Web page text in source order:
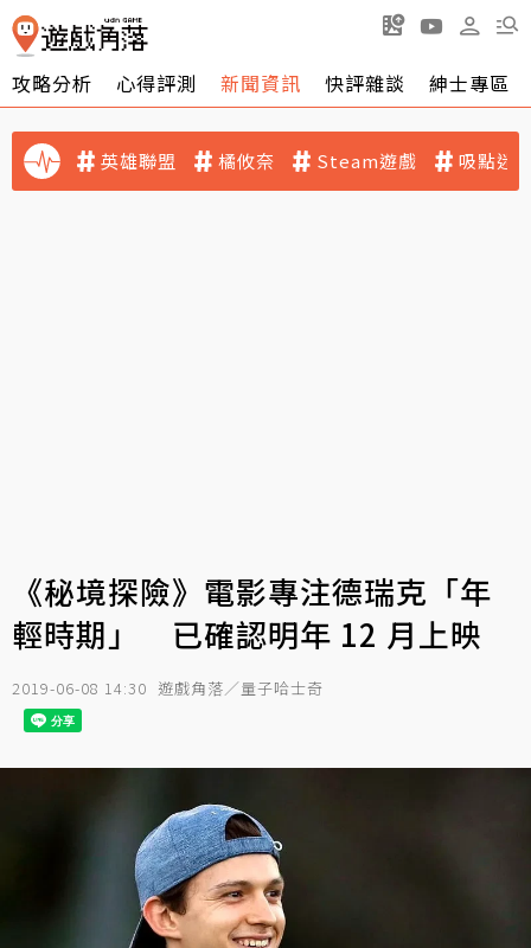
攻略分析 心得評測 新聞資訊 快評雜談 紳士專區
英雄聯盟 橘攸奈 Steam遊戲 吸點迷
《秘境探險》電影專注德瑞克「年
輕時期」 已確認明年 12 月上映
2019-06-08 14:30 遊戲角落／量子哈士奇